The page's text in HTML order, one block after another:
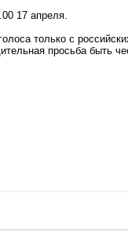
17 апреля.
только с
просьба быть